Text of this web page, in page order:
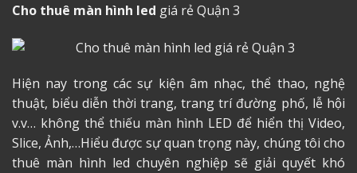
Cho thuê màn hình led giá rẻ Quận 3
Hiện nay trong các sự kiện âm nhạc, thể thao, nghệ
thuật, biểu diễn thời trang, trang trí đường phố, lễ hội
v.v… không thể thiếu màn hình LED để hiển thị Video,
Slice, Ảnh,…Hiểu được sự quan trọng này, chúng tôi cho
thuê màn hình led chuyên nghiệp sẽ giải quyết khó